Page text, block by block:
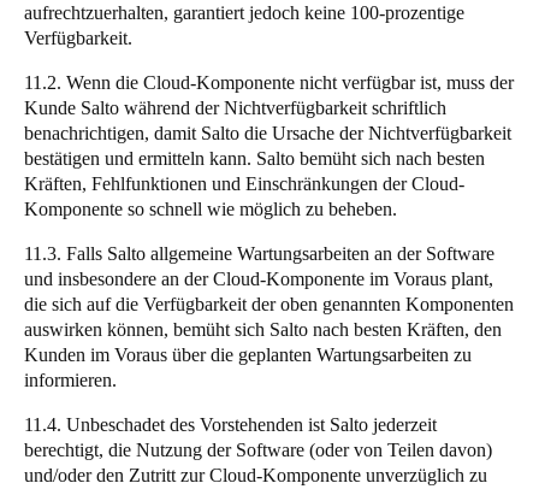
aufrechtzuerhalten, garantiert jedoch keine 100-prozentige
Verfügbarkeit.
11.2. Wenn die Cloud-Komponente nicht verfügbar ist, muss der
Kunde Salto während der Nichtverfügbarkeit schriftlich
benachrichtigen, damit Salto die Ursache der Nichtverfügbarkeit
bestätigen und ermitteln kann. Salto bemüht sich nach besten
Kräften, Fehlfunktionen und Einschränkungen der Cloud-
Komponente so schnell wie möglich zu beheben.
11.3. Falls Salto allgemeine Wartungsarbeiten an der Software
und insbesondere an der Cloud-Komponente im Voraus plant,
die sich auf die Verfügbarkeit der oben genannten Komponenten
auswirken können, bemüht sich Salto nach besten Kräften, den
Kunden im Voraus über die geplanten Wartungsarbeiten zu
informieren.
11.4. Unbeschadet des Vorstehenden ist Salto jederzeit
berechtigt, die Nutzung der Software (oder von Teilen davon)
und/oder den Zutritt zur Cloud-Komponente unverzüglich zu